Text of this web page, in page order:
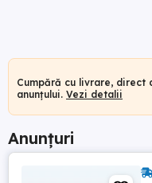
Cumpără cu livrare, direct
anunțului. Vezi detalii
Anunțuri